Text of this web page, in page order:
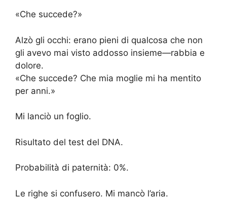
«Che succede?»
Alzò gli occhi: erano pieni di qualcosa che non
gli avevo mai visto addosso insieme—rabbia e
dolore.
«Che succede? Che mia moglie mi ha mentito
per anni.»
Mi lanciò un foglio.
Risultato del test del DNA.
Probabilità di paternità: 0%.
Le righe si confusero. Mi mancò l’aria.